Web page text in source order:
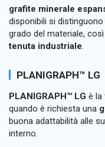
grafite minerale
disponibili si
grado del materiale,
tenuta industriale.
PLANIGRAPH™ LG
PLANIGRAPH™ LG è la
quando è richiesta una
buona adattabilità alle
interno.